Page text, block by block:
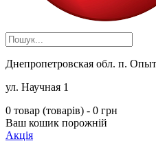
Днепропетровская обл. п.
ул. Научная 1
0 товар (товарів) - 0 грн
Ваш кошик порожній
Акція